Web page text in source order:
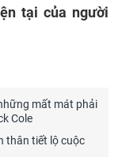
tại của người
mất mát phải
Cole
thân tiết lộ cuộc